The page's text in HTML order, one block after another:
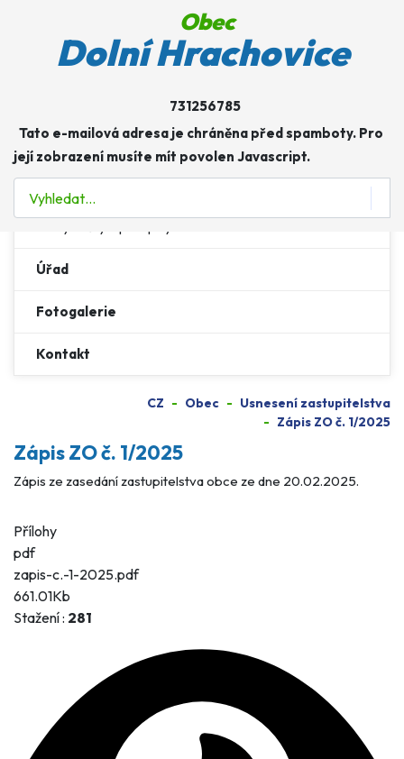
Obec
Dolní Hrachovice
731256785
Tato e-mailová adresa je chráněna před spamboty. Pro
její zobrazení musíte mít povolen Javascript.
Obec
Zastupitelstvo a výbory
Usnesení zastupitelstva
Hospodaření obce
Úřad
Fotogalerie
Kontakt
CZ Obec
Usnesení zastupitelstva
Zápis ZO č. 1/2025
Zápis ZO č. 1/2025
Zápis ze zasedání zastupitelstva obce ze dne 20.02.2025.
Přílohy
pdf
zapis-c.-1-2025.pdf
661.01Kb
Stažení : 281